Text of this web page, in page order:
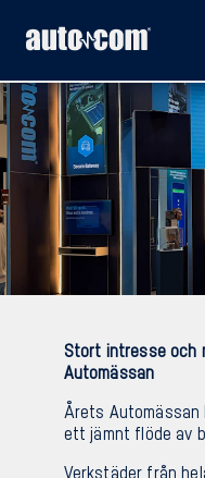
Produkter
Kundanpassade
Distributörer
Teknisk support
Om oss
Stort intresse och
Automässan
Årets
ett jämnt flöde av
Verkstäder från